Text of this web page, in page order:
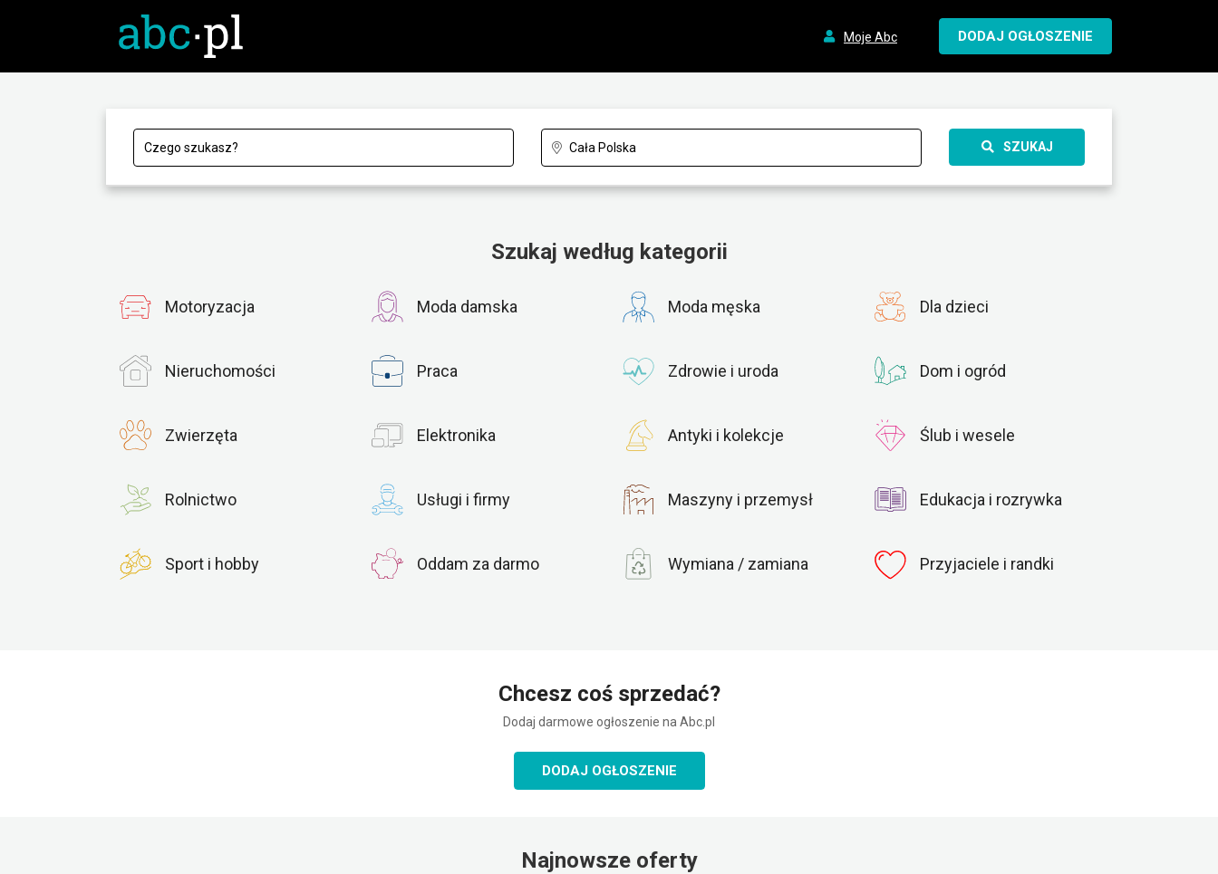
Moje Abc DODAJ OGŁOSZENIE
SZUKAJ
Szukaj według kategorii
Motoryzacja Moda damska Moda męska Dla dzieci
Nieruchomości Praca Zdrowie i uroda Dom i ogród
Zwierzęta Elektronika Antyki i kolekcje Ślub i wesele
Rolnictwo Usługi i firmy Maszyny i przemysł Edukacja i rozrywka
Sport i hobby Oddam za darmo Wymiana / zamiana Przyjaciele i randki
Chcesz coś sprzedać?
Dodaj darmowe ogłoszenie na Abc.pl
DODAJ OGŁOSZENIE
Najnowsze oferty